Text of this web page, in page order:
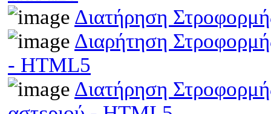
Διατήρηση
Διαρήτηση
- HTML5
Διατήρηση